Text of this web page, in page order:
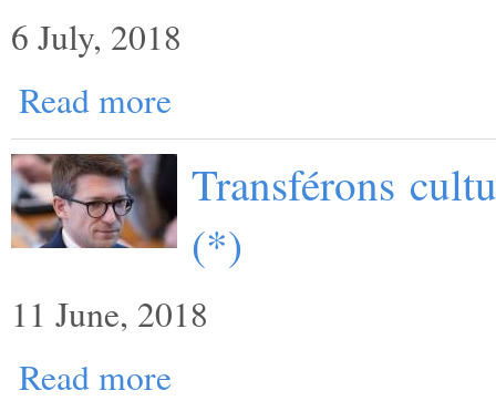
6 July, 2018
Read more
Transférons
(*)
11 June, 2018
Read more